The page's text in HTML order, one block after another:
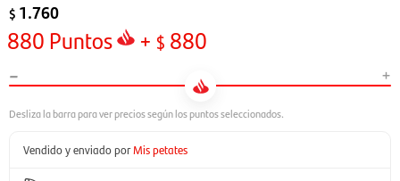
$ 1.760
880 Puntos + $ 880
- +
Vendido y enviado porMis petates